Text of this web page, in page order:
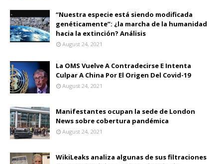
“Nuestra especie está siendo modificada
genéticamente”: ¿la marcha de la humanidad
hacia la extinción? Análisis
August 24, 2021
La OMS Vuelve A Contradecirse E Intenta
Culpar A China Por El Origen Del Covid-19
August 24, 2021
Manifestantes ocupan la sede de London
News sobre cobertura pandémica
August 24, 2021
WikiLeaks analiza algunas de sus filtraciones